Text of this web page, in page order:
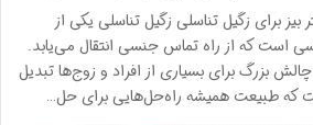
برای زگیل تناسلی زگیل تناسلی یکی از
است که از راه تماس جنسی انتقال می‌یابد.
بزرگ برای بسیاری از افراد و زوج‌ها تبدیل
که طبیعت همیشه راه‌حل‌هایی برای حل…